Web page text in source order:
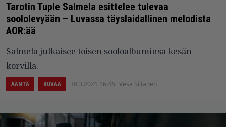
Tarotin Tuple Salmela esittelee tulevaa
soololevyään – Luvassa täyslaidallinen melodista
AOR:ää
Salmela julkaisee toisen sooloalbuminsa kesän
korvilla.
ÄÄNTÄ KUVAA 30.3.2021 16:46 Vesa Siltanen